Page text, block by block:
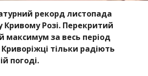
рекорд листопада
Кривому Розі. Перекритий
максимум за весь період
тільки радіють
погоді.